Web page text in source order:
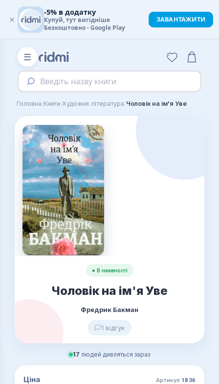
☰
Введіть назву книги
Головна›Книги›Художня література›Чоловік на ім'я Уве
● В наявності
Чоловік на ім'я Уве
Фредрик Бакман
1 відгук
17 людей дивляться зараз
Ціна Артикул 1836
×
-5% в додатку
Купуй, тут вигідніше
Безкоштовно - Google Play
ЗАВАНТАЖИТИ